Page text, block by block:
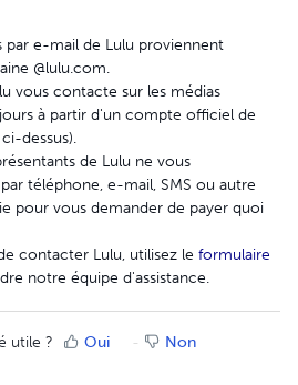
par e-mail de Lulu proviennent
@lulu.com.
vous contacte sur les médias
à partir d'un compte officiel de
dessus).
de Lulu ne vous
téléphone, e-mail, SMS ou autre
pour vous demander de payer quoi
contacter Lulu, utilisez le formulaire
notre équipe d'assistance.
utile ? Oui Non